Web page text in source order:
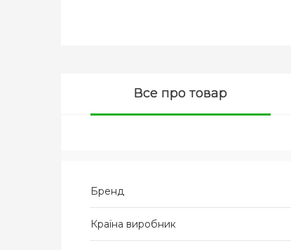
Все про товар
Бренд
Країна виробник